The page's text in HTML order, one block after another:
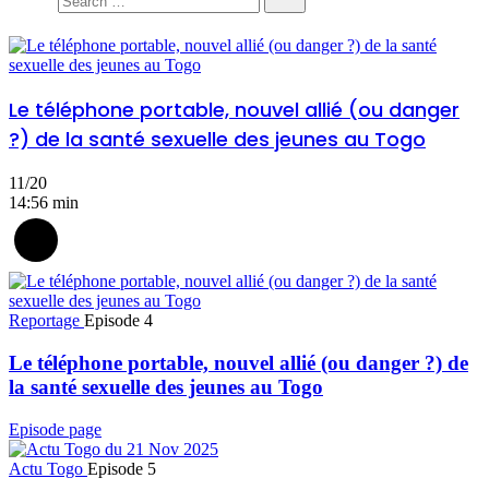
Le téléphone portable, nouvel allié (ou danger
?) de la santé sexuelle des jeunes au Togo
11/20
14:56 min
Reportage Episode 4
Le téléphone portable, nouvel allié (ou danger ?) de
la santé sexuelle des jeunes au Togo
Episode page
Actu Togo Episode 5